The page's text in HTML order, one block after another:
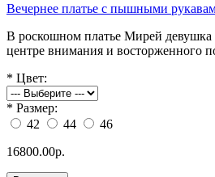
Вечернее платье с пышными
В роскошном платье Мирей девушка
центре внимания и восторженного
* Цвет:
* Размер:
42
44
46
16800.00р.